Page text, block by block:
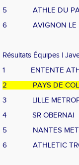
5
ATHLE DU
6
AVIGNON LE
Résultats Équipes |
1
ENTENTE
2
PAYS DE
3
LILLE
4
SR OBERNAI
5
NANTES
6
ATHLETIC